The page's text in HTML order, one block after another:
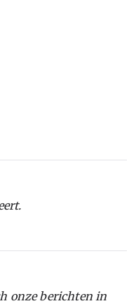
onze berichten in